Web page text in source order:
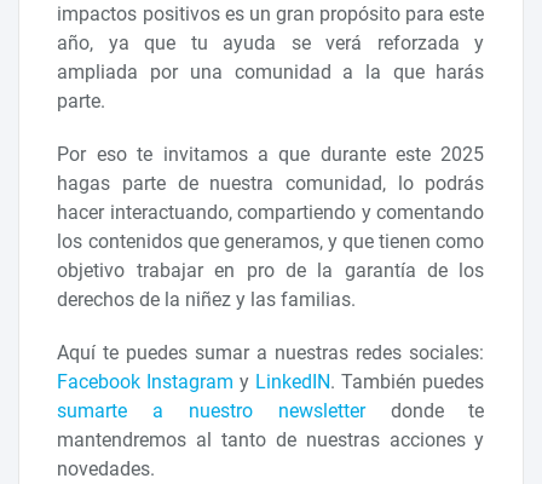
impactos positivos es un gran propósito para este
año, ya que tu ayuda se verá reforzada y
ampliada por una comunidad a la que harás
parte.
Por eso te invitamos a que durante este 2025
hagas parte de nuestra comunidad, lo podrás
hacer interactuando, compartiendo y comentando
los contenidos que generamos, y que tienen como
objetivo trabajar en pro de la garantía de los
derechos de la niñez y las familias.
Aquí te puedes sumar a nuestras redes sociales:
Facebook Instagram y LinkedIN. También puedes
sumarte a nuestro newsletterdonde te
mantendremos al tanto de nuestras acciones y
novedades.